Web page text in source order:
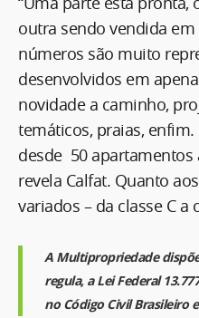
outra sendo vendida
números são muito
desenvolvidos em
novidade a caminho,
temáticos, praias,
desde 50 apartamentos
revela Calfat. Quanto
variados – da classe C a
A Multipropriedade
regula, a Lei Federal
no Código Civil Brasileiro